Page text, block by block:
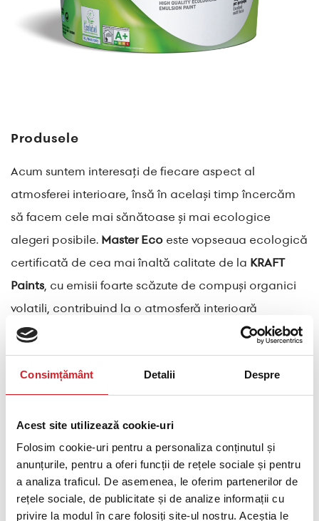
Consimțământ Detalii Despre
Acest site utilizează cookie-uri
Folosim cookie-uri pentru a personaliza conținutul și
anunțurile, pentru a oferi funcții de rețele sociale și pentru
a analiza traficul. De asemenea, le oferim partenerilor de
rețele sociale, de publicitate și de analize informații cu
privire la modul în care folosiți site-ul nostru. Aceștia le
Produsele
Acum suntem interesați de fiecare aspect al
atmosferei interioare, însă în același timp încercăm
să facem cele mai sănătoase și mai ecologice
alegeri posibile. Master Eco este vopseaua ecologică
certificată de cea mai înaltă calitate de la KRAFT
Paints, cu emisii foarte scăzute de compuși organici
volatili, contribuind la o atmosferă interioară
sănătoasă. În plus, este foarte rezistentă la spălare și
oferă un finisaj mat uniform în mii de nuanțe.
Exteriorul